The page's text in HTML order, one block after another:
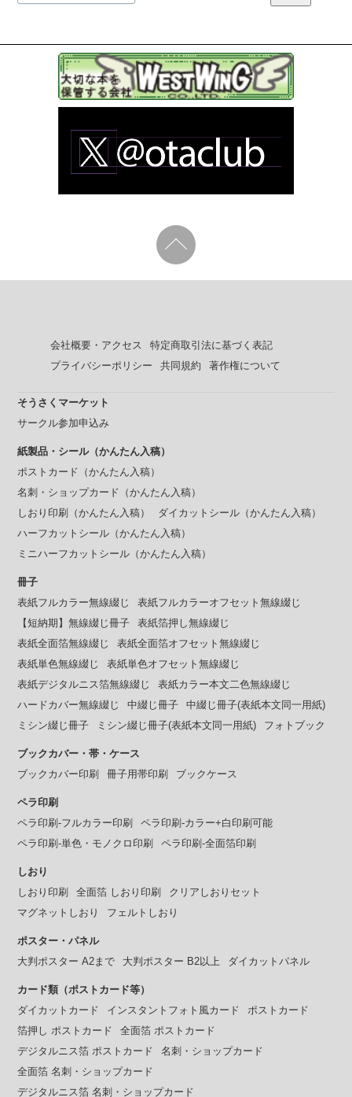
会社概要・アクセス
特定商取引法に基づく表記
プライバシーポリシー
共同規約 著作権について
そうさくマーケット
サークル参加申込み
紙製品・シール（かんたん入稿）
ポストカード（かんたん入稿）
名刺・ショップカード（かんたん入稿）
しおり印刷（かんたん入稿）
ダイカットシール（かんたん入稿）
ハーフカットシール（かんたん入稿）
ミニハーフカットシール（かんたん入稿）
冊子
表紙フルカラー無線綴じ
表紙フルカラーオフセット無線綴じ
【短納期】無線綴じ冊子
表紙箔押し無線綴じ
表紙全面箔無線綴じ
表紙全面箔オフセット無線綴じ
表紙単色無線綴じ
表紙単色オフセット無線綴じ
表紙デジタルニス箔無線綴じ
表紙カラー本文二色無線綴じ
ハードカバー無線綴じ
中綴じ冊子
中綴じ冊子(表紙本文同一用紙)
ミシン綴じ冊子
ミシン綴じ冊子(表紙本文同一用紙) フォトブック
ブックカバー・帯・ケース
ブックカバー印刷
冊子用帯印刷 ブックケース
ペラ印刷
ペラ印刷-フルカラー印刷
ペラ印刷-カラー+白印刷可能
ペラ印刷-単色・モノクロ印刷
ペラ印刷-全面箔印刷
しおり
しおり印刷
全面箔 しおり印刷
クリアしおりセット
マグネットしおり
フェルトしおり
ポスター・パネル
大判ポスター A2まで
大判ポスター B2以上 ダイカットパネル
カード類（ポストカード等）
ダイカットカード
インスタントフォト風カード
ポストカード
箔押し ポストカード
全面箔 ポストカード
デジタルニス箔 ポストカード
名刺・ショップカード
全面箔 名刺・ショップカード
デジタルニス箔 名刺・ショップカード